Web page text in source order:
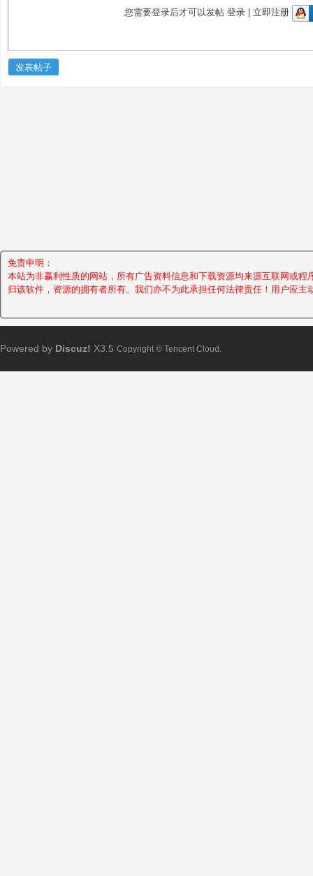
您需要登录后才可以发帖 登录 立即注册
发表帖子
免责申明：
本站为非赢利性质的网站，所有广告资料信息和下载资源均来源互联网或
归该软件，资源的拥有者所有。我们亦不为此承担任何法律责任！用户应
Powered by Discuz! X3.5 Copyright © Tencent Cloud.